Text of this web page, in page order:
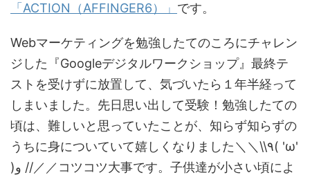
「ACTION（AFFINGER6）」 です。
Webマーケティングを勉強したてのころにチャレン
ジした『Googleデジタルワークショップ』最終テ
ストを受けずに放置して、気づいたら１年半経って
しまいました。先日思い出して受験！勉強したての
頃は、難しいと思っていたことが、知らず知らずの
うちに身についていて嬉しくなりました＼＼\\٩( 'ω'
)و //／／コツコツ大事です。子供達が小さい頃によ